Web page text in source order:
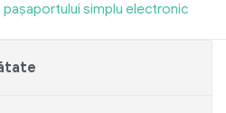
pașaportului simplu electronic